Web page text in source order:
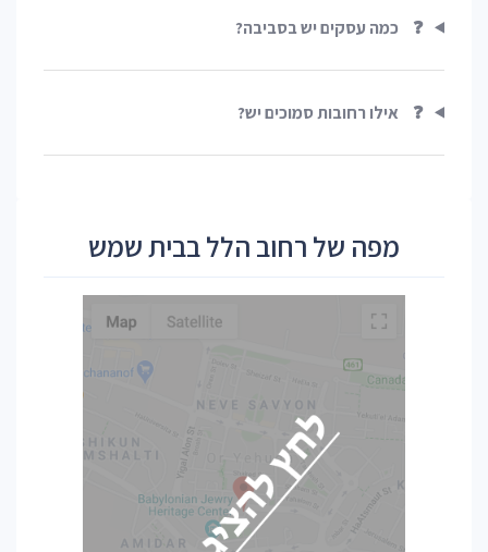
❓ כמה עסקים יש בסביבה?
❓ אילו רחובות סמוכים יש?
מפה של רחוב הלל בבית שמש